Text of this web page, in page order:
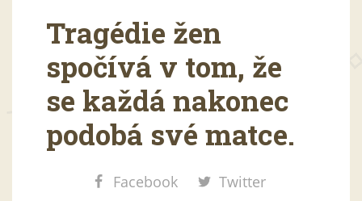
Tragédie žen
spočívá v tom, že
se každá nakonec
podobá své matce.
Facebook
Twitter